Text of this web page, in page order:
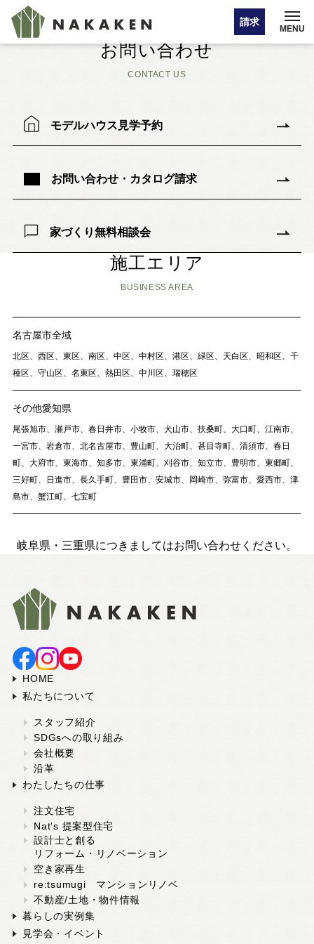
請求
MENU
オンライン相談
お問い合わせ・カタログ請求
HOME
設計士と創るリフォーム・リノベーション
空き家再生
不動産/土地・物件情報
暮らしの実例集
私たちについて
スタッフ紹介
SDGsへの取り組み
会社概要
沿革
よくある質問
求人情報
お電話でのお問い合わせ
TEL: 052-911-9345
[受付時間] 9:00～18:00
モデルハウス見学予約
N-houseプロジェクト（リノベーション）
注文住宅 ビルトインガレージと2階リゾートのある木が
優雅な家
お問い合わせ
CONTACT US
モデルハウス見学予約
お問い合わせ・カタログ請求
家づくり無料相談会
施工エリア
BUSINESS AREA
名古屋市全域
北区、西区、東区、南区、中区、中村区、港区、緑区、天白区、昭和区、千
種区、守山区、名東区、熱田区、中川区、瑞穂区
その他愛知県
尾張旭市、瀬戸市、春日井市、小牧市、犬山市、扶桑町、大口町、江南市、
一宮市、岩倉市、北名古屋市、豊山町、大治町、甚目寺町、清須市、春日
町、大府市、東海市、知多市、東浦町、刈谷市、知立市、豊明市、東郷町、
三好町、日進市、長久手町、豊田市、安城市、岡崎市、弥富市、愛西市、津
島市、蟹江町、七宝町
岐阜県・三重県につきましてはお問い合わせください。
HOME
私たちについて
スタッフ紹介
SDGsへの取り組み
会社概要
沿革
わたしたちの仕事
注文住宅
Nat's 提案型住宅
設計士と創る
リフォーム・リノベーション
空き家再生
re:tsumugi マンションリノベ
不動産/土地・物件情報
暮らしの実例集
見学会・イベント